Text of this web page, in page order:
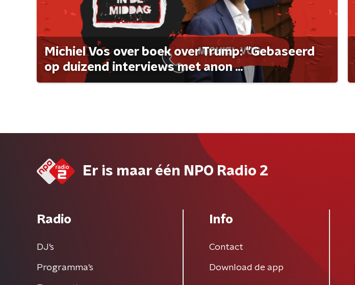
Michiel Vos over boek over Trump: "Gebaseerd
op duizend interviews met anon ...
Er is maar één NPO Radio 2
Radio
DJ’s
Programma's
Info
Contact
Download de app